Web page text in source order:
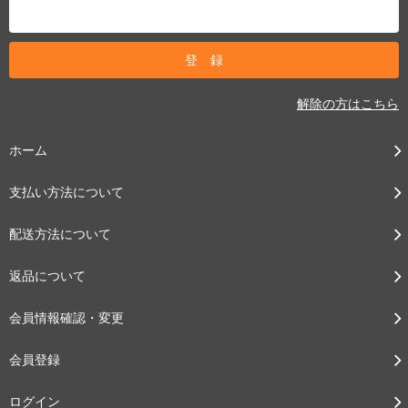
解除の方はこちら
ホーム
支払い方法について
配送方法について
返品について
会員情報確認・変更
会員登録
ログイン